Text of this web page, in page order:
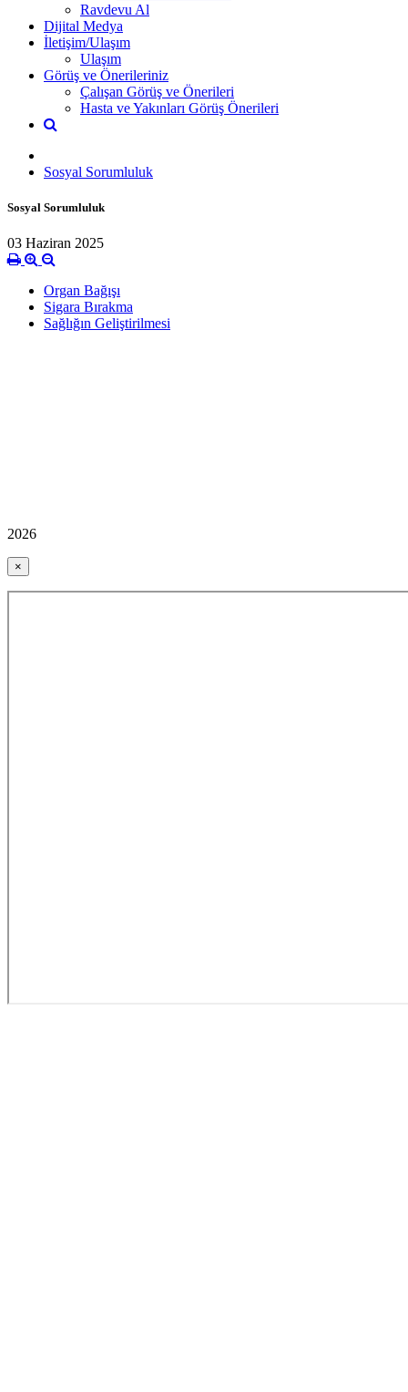
Ravdevu Al
Dijital Medya
İletişim/Ulaşım
Ulaşım
Görüş ve Önerileriniz
Çalışan Görüş ve Önerileri
Hasta ve Yakınları Görüş Önerileri
Sosyal Sorumluluk
Sosyal Sorumluluk
03 Haziran 2025
Organ Bağışı
Sigara Bırakma
Sağlığın Geliştirilmesi
2026
×